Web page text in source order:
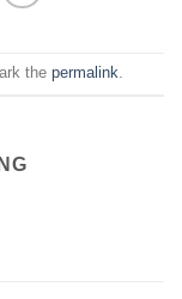
the permalink.